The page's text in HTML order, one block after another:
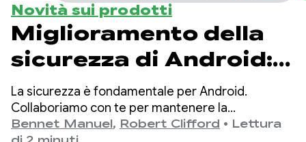
Novità sui prodotti
Miglioramento della
sicurezza di Android:
impedire ai malware
di spiare i dati delle
La sicurezza è fondamentale per Android.
Collaboriamo con te per mantenere la
piattaforma sicura e proteggere i dati utente
Bennet Manuel, Robert Clifford • Lettura